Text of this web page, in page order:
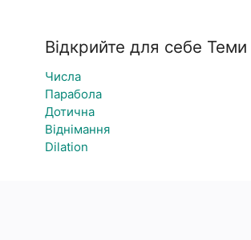
Відкрийте для себе Теми
Числа
Парабола
Дотична
Віднімання
Dilation